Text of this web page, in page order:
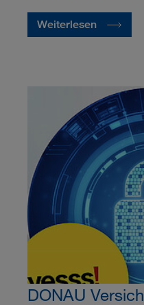
Weiterlesen
DONAU